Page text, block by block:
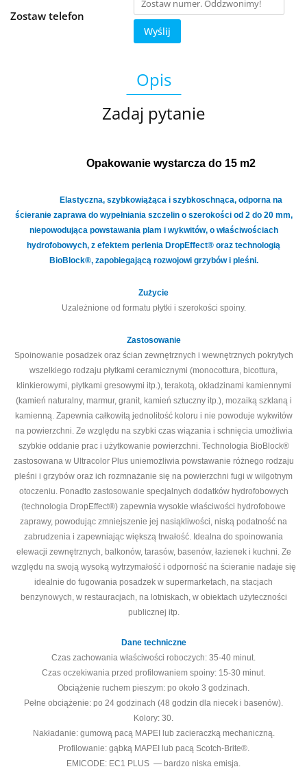
Zostaw telefon
Wyślij
Opis
Zadaj pytanie
Opakowanie wystarcza do 15 m2
Elastyczna, szybkowiążąca i szybkoschnąca, odporna na
ścieranie zaprawa do wypełniania szczelin o szerokości od 2 do 20 mm,
niepowodująca powstawania plam i wykwitów, o właściwościach
hydrofobowych, z efektem perlenia DropEffect® oraz technologią
BioBlock®, zapobiegającą rozwojowi grzybów i pleśni.
Zużycie
Uzależnione od formatu płytki i szerokości spoiny.
Zastosowanie
Spoinowanie posadzek oraz ścian zewnętrznych i wewnętrznych pokrytych
wszelkiego rodzaju płytkami ceramicznymi (monocottura, bicottura,
klinkierowymi, płytkami gresowymi itp.), terakotą, okładzinami kamiennymi
(kamień naturalny, marmur, granit, kamień sztuczny itp.), mozaiką szklaną i
kamienną. Zapewnia całkowitą jednolitość koloru i nie powoduje wykwitów
na powierzchni. Ze względu na szybki czas wiązania i schnięcia umożliwia
szybkie oddanie prac i użytkowanie powierzchni. Technologia BioBlock®
zastosowana w Ultracolor Plus uniemożliwia powstawanie różnego rodzaju
pleśni i grzybów oraz ich rozmnażanie się na powierzchni fugi w wilgotnym
otoczeniu. Ponadto zastosowanie specjalnych dodatków hydrofobowych
(technologia DropEffect®) zapewnia wysokie właściwości hydrofobowe
zaprawy, powodując zmniejszenie jej nasiąkliwości, niską podatność na
zabrudzenia i zapewniając większą trwałość. Idealna do spoinowania
elewacji zewnętrznych, balkonów, tarasów, basenów, łazienek i kuchni. Ze
względu na swoją wysoką wytrzymałość i odporność na ścieranie nadaje się
idealnie do fugowania posadzek w supermarketach, na stacjach
benzynowych, w restauracjach, na lotniskach, w obiektach użyteczności
publicznej itp.
Dane techniczne
Czas zachowania właściwości roboczych: 35-40 minut.
Czas oczekiwania przed profilowaniem spoiny: 15-30 minut.
Obciążenie ruchem pieszym: po około 3 godzinach.
Pełne obciążenie: po 24 godzinach (48 godzin dla niecek i basenów).
Kolory: 30.
Nakładanie: gumową pacą MAPEI lub zacieraczką mechaniczną.
Profilowanie: gąbką MAPEI lub pacą Scotch-Brite®.
EMICODE: EC1 PLUS — bardzo niska emisja.